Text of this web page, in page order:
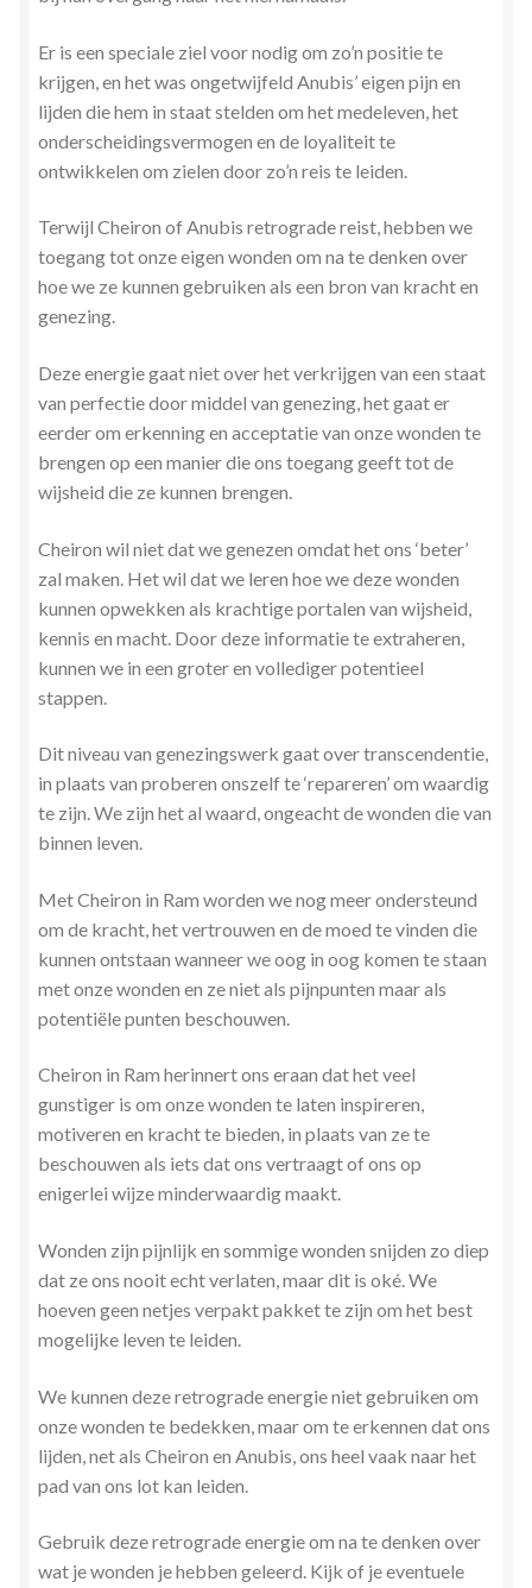
Er is een speciale ziel voor nodig om zo’n positie te
krijgen, en het was ongetwijfeld Anubis’ eigen pijn en
lijden die hem in staat stelden om het medeleven, het
onderscheidingsvermogen en de loyaliteit te
ontwikkelen om zielen door zo’n reis te leiden.
Terwijl Cheiron of Anubis retrograde reist, hebben we
toegang tot onze eigen wonden om na te denken over
hoe we ze kunnen gebruiken als een bron van kracht en
genezing.
Deze energie gaat niet over het verkrijgen van een staat
van perfectie door middel van genezing, het gaat er
eerder om erkenning en acceptatie van onze wonden te
brengen op een manier die ons toegang geeft tot de
wijsheid die ze kunnen brengen.
Cheiron wil niet dat we genezen omdat het ons ‘beter’
zal maken. Het wil dat we leren hoe we deze wonden
kunnen opwekken als krachtige portalen van wijsheid,
kennis en macht. Door deze informatie te extraheren,
kunnen we in een groter en vollediger potentieel
stappen.
Dit niveau van genezingswerk gaat over transcendentie,
in plaats van proberen onszelf te ‘repareren’ om waardig
te zijn. We zijn het al waard, ongeacht de wonden die van
binnen leven.
Met Cheiron in Ram worden we nog meer ondersteund
om de kracht, het vertrouwen en de moed te vinden die
kunnen ontstaan wanneer we oog in oog komen te staan
met onze wonden en ze niet als pijnpunten maar als
potentiële punten beschouwen.
Cheiron in Ram herinnert ons eraan dat het veel
gunstiger is om onze wonden te laten inspireren,
motiveren en kracht te bieden, in plaats van ze te
beschouwen als iets dat ons vertraagt of ons op
enigerlei wijze minderwaardig maakt.
Wonden zijn pijnlijk en sommige wonden snijden zo diep
dat ze ons nooit echt verlaten, maar dit is oké. We
hoeven geen netjes verpakt pakket te zijn om het best
mogelijke leven te leiden.
We kunnen deze retrograde energie niet gebruiken om
onze wonden te bedekken, maar om te erkennen dat ons
lijden, net als Cheiron en Anubis, ons heel vaak naar het
pad van ons lot kan leiden.
Gebruik deze retrograde energie om na te denken over
wat je wonden je hebben geleerd. Kijk of je eventuele